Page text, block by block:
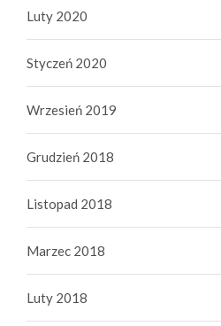
Luty 2020
Styczeń 2020
Wrzesień 2019
Grudzień 2018
Listopad 2018
Marzec 2018
Luty 2018